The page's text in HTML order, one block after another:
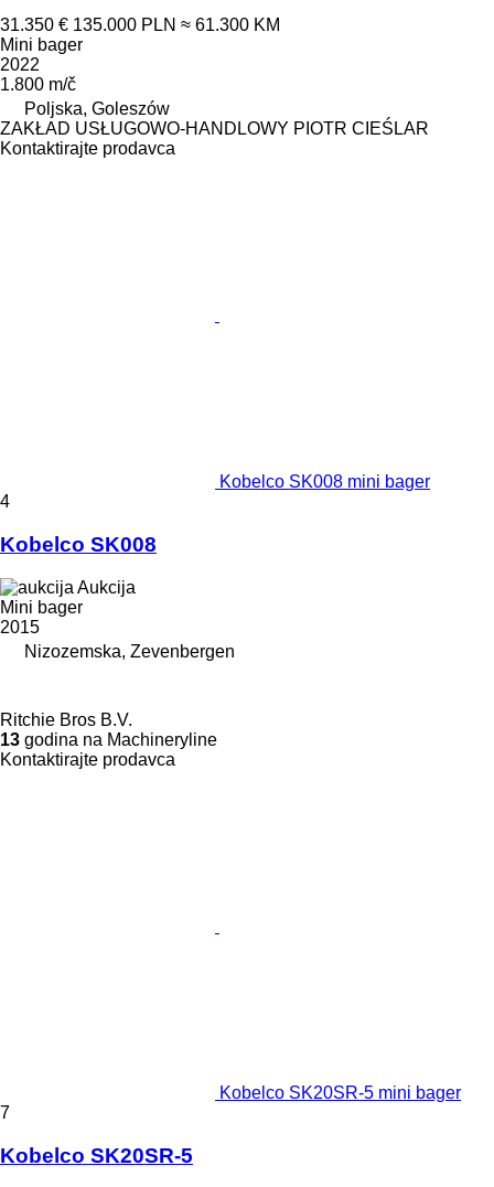
31.350 € 135.000 PLN ≈ 61.300 KM
Mini bager
2022
1.800 m/č
Poljska, Goleszów
ZAKŁAD USŁUGOWO-HANDLOWY PIOTR CIEŚLAR
Kontaktirajte prodavca
Kobelco SK008 mini bager
4
Kobelco SK008
Aukcija
Mini bager
2015
Nizozemska, Zevenbergen
Ritchie Bros B.V.
13 godina na Machineryline
Kontaktirajte prodavca
Kobelco SK20SR-5 mini bager
7
Kobelco SK20SR-5